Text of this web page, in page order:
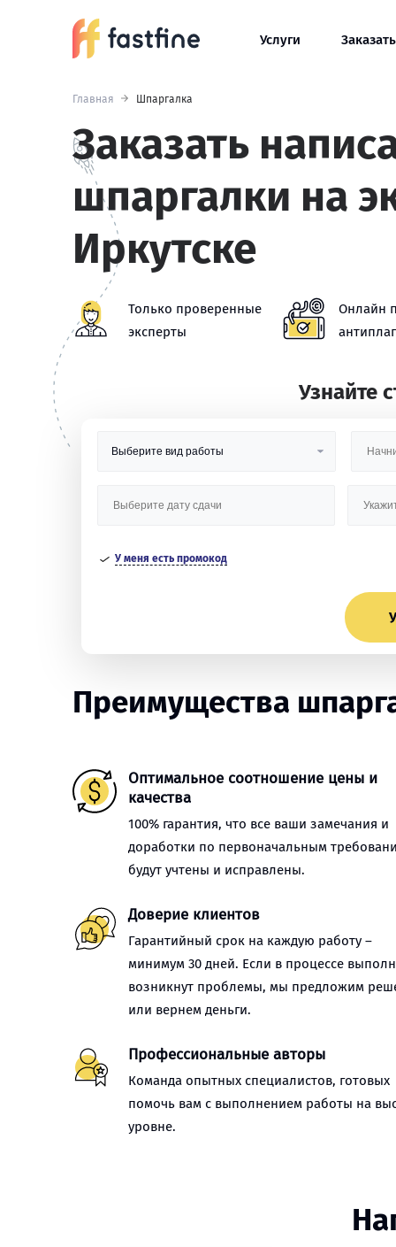
Услуги Заказать
Главная Шпаргалка
Заказать
шпаргалки на
Иркутске
Только проверенные
эксперты
Онлайн
Узнайте
У меня есть промокод
Преимущества
Оптимальное соотношение цены и
качества
100% гарантия, что все ваши замечания и
доработки по первоначальным
будут учтены и исправлены.
Доверие клиентов
Гарантийный срок на каждую работу –
минимум 30 дней. Если в процессе
возникнут проблемы, мы предложим
или вернем деньги.
Профессиональные авторы
Команда опытных специалистов, готовых
помочь вам с выполнением работы на
уровне.